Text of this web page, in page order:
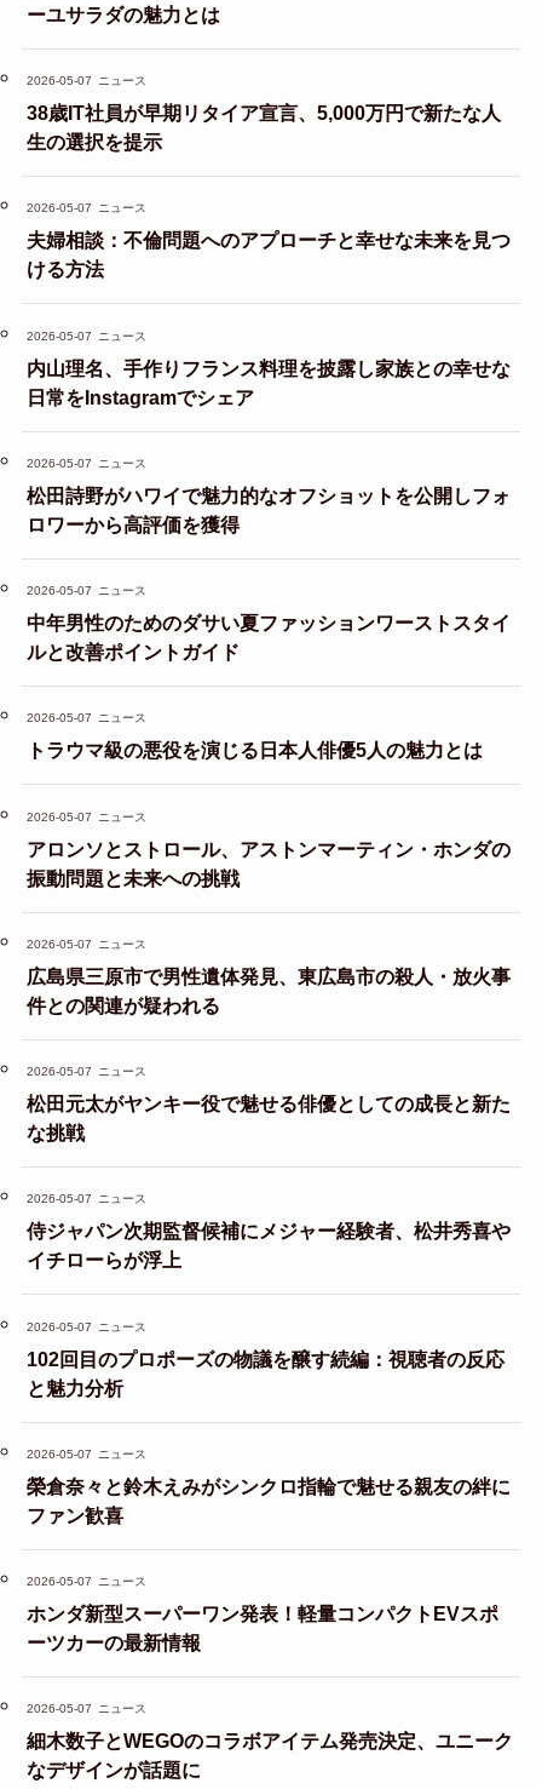
ーユサラダの魅力とは
2026-05-07 ニュース
38歳IT社員が早期リタイア宣言、5,000万円で新たな人
生の選択を提示
2026-05-07 ニュース
夫婦相談：不倫問題へのアプローチと幸せな未来を見つ
ける方法
2026-05-07 ニュース
内山理名、手作りフランス料理を披露し家族との幸せな
日常をInstagramでシェア
2026-05-07 ニュース
松田詩野がハワイで魅力的なオフショットを公開しフォ
ロワーから高評価を獲得
2026-05-07 ニュース
中年男性のためのダサい夏ファッションワーストスタイ
ルと改善ポイントガイド
2026-05-07 ニュース
トラウマ級の悪役を演じる日本人俳優5人の魅力とは
2026-05-07 ニュース
アロンソとストロール、アストンマーティン・ホンダの
振動問題と未来への挑戦
2026-05-07 ニュース
広島県三原市で男性遺体発見、東広島市の殺人・放火事
件との関連が疑われる
2026-05-07 ニュース
松田元太がヤンキー役で魅せる俳優としての成長と新た
な挑戦
2026-05-07 ニュース
侍ジャパン次期監督候補にメジャー経験者、松井秀喜や
イチローらが浮上
2026-05-07 ニュース
102回目のプロポーズの物議を醸す続編：視聴者の反応
と魅力分析
2026-05-07 ニュース
榮倉奈々と鈴木えみがシンクロ指輪で魅せる親友の絆に
ファン歓喜
2026-05-07 ニュース
ホンダ新型スーパーワン発表！軽量コンパクトEVスポ
ーツカーの最新情報
2026-05-07 ニュース
細木数子とWEGOのコラボアイテム発売決定、ユニーク
なデザインが話題に